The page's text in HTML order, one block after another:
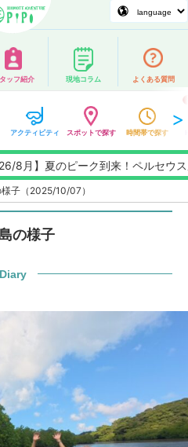
ッフ紹介 現地コラム よくある質問
アクティビティ スポットで探す 時間帯で探す
】夏のピーク到来！ペルセウス座
子（2025/10/07）
の様子
Diary